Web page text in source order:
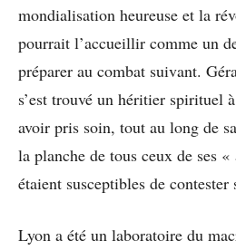
mondialisation heureuse et la
pourrait l’accueillir comme un
préparer au combat suivant.
s’est trouvé un héritier spirituel
avoir pris soin, tout au long de
la planche de tous ceux de ses
étaient susceptibles de contester
Lyon a été un laboratoire du